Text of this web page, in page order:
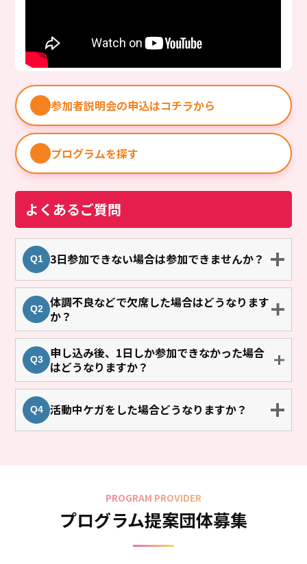
参加者説明会の申込はコチラから
プログラムを探す
よくあるご質問
3日参加できない場合は参加できませんか？
体調不良などで欠席した場合はどうなります
か？
申し込み後、1日しか参加できなかった場合
はどうなりますか？
活動中ケガをした場合どうなりますか？
PROGRAM PROVIDER
プログラム提案団体募集